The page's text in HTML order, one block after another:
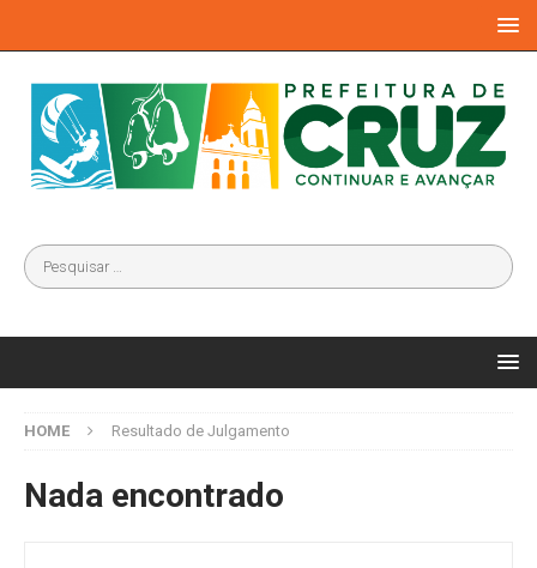
HOME Resultado de Julgamento
Nada encontrado